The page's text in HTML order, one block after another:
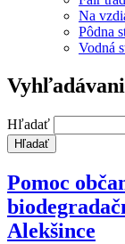
Na
Pôdna
Vodná
Hľadať
Pomoc
Alekšince